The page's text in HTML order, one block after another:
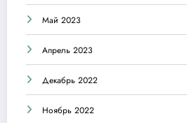
Май 2023
Апрель 2023
Декабрь 2022
Ноябрь 2022